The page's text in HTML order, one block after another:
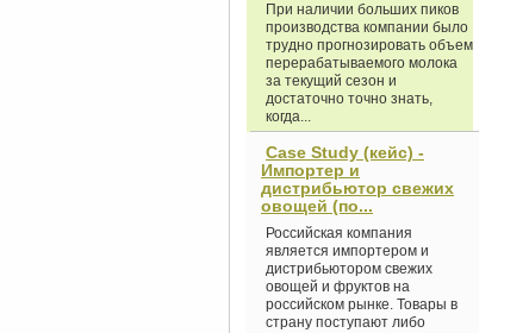
При наличии больших пиков
производства компании было
трудно прогнозировать объем
перерабатываемого молока
за текущий сезон и
достаточно точно знать,
когда...
Case Study (кейс) -
Импортер и
дистрибьютор свежих
овощей (по...
Российская компания
является импортером и
дистрибьютором свежих
овощей и фруктов на
российском рынке. Товары в
страну поступают либо